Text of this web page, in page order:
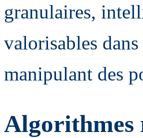
granulaires,
valorisables
manipulant des
Algorithmes